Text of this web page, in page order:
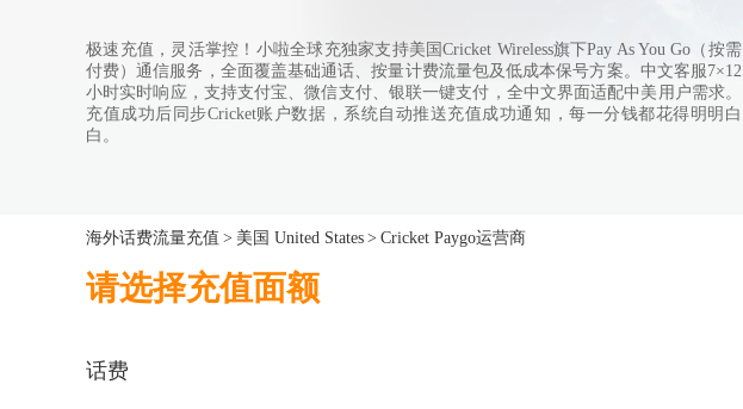
极速充值，灵活掌控！小啦全球充独家支持美国Cricket Wireless旗下Pay As You Go（按需
付费）通信服务，全面覆盖基础通话、按量计费流量包及低成本保号方案。中文客服7×12
小时实时响应，支持支付宝、微信支付、银联一键支付，全中文界面适配中美用户需求。
充值成功后同步Cricket账户数据，系统自动推送充值成功通知，每一分钱都花得明明白
白。
海外话费流量充值 > 美国 United States > Cricket Paygo运营商
请选择充值面额
话费